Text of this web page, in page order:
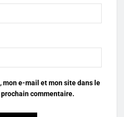
mon e-mail et mon site dans le
commentaire.